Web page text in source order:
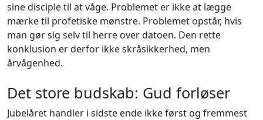
sine disciple til at våge. Problemet er ikke at lægge
mærke til profetiske mønstre. Problemet opstår, hvis
man gør sig selv til herre over datoen. Den rette
konklusion er derfor ikke skråsikkerhed, men
årvågenhed.
Det store budskab: Gud forløser
Jubelåret handler i sidste ende ikke først og fremmest